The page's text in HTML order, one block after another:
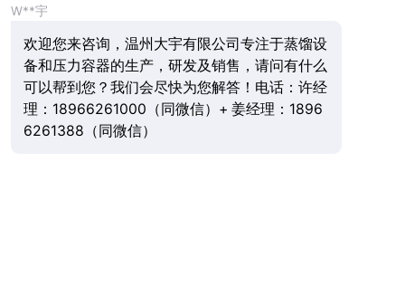
W**宇
欢迎您来咨询，温州大宇有限公司专注于蒸馏设
备和压力容器的生产，研发及销售，请问有什么
可以帮到您？我们会尽快为您解答！电话：许经
理：18966261000（同微信）+ 姜经理：1896
6261388（同微信）